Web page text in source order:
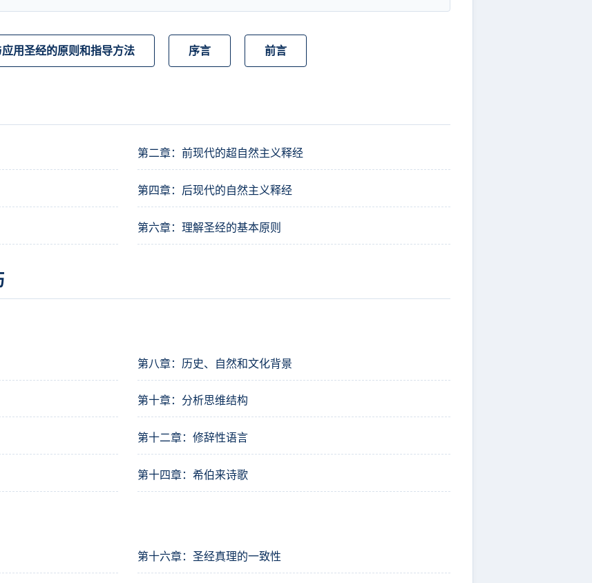
用圣经的原则和指导方法 序言 前言
第二章：前现代的超自然主义释经
第四章：后现代的自然主义释经
第六章：理解圣经的基本原则
第八章：历史、自然和文化背景
第十章：分析思维结构
第十二章：修辞性语言
第十四章：希伯来诗歌
第十六章：圣经真理的一致性